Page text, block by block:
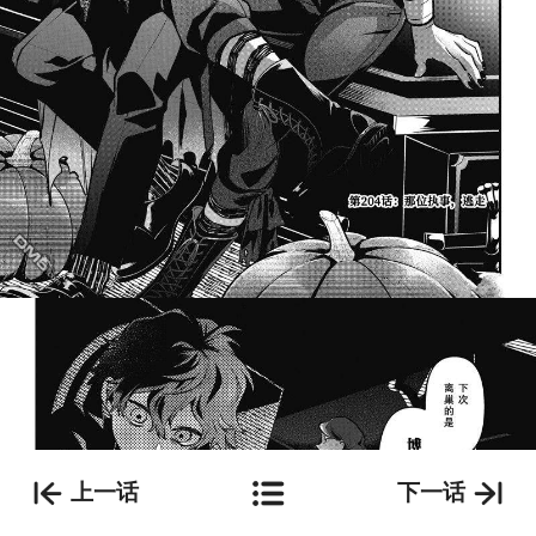
上一话 下一话